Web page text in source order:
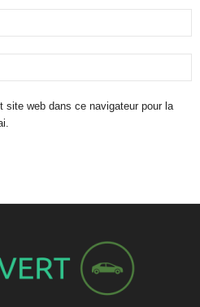
site web dans ce navigateur pour la